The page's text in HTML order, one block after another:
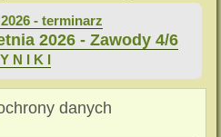
- terminarz
2026 - Zawody 4/6
N I K I
danych